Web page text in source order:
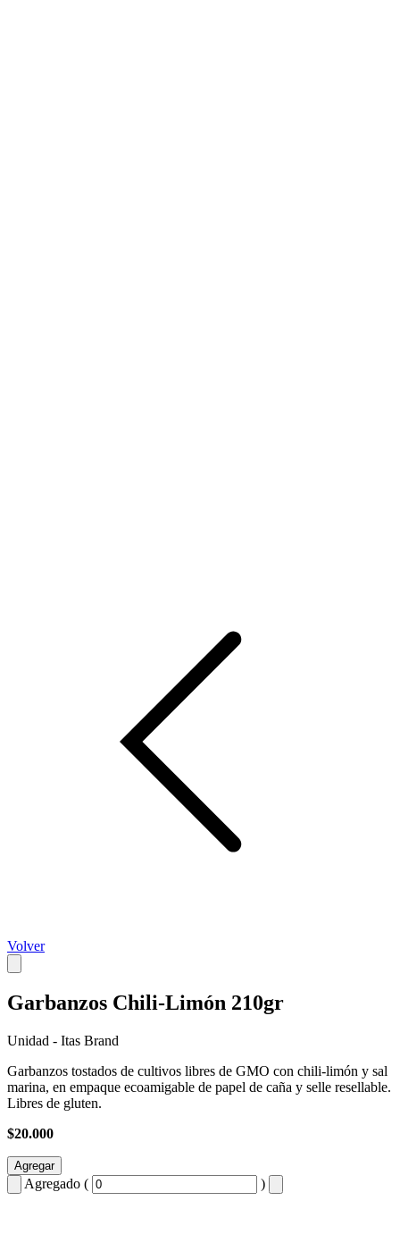
Volver
Garbanzos Chili-Limón 210gr
Unidad - Itas Brand
Garbanzos tostados de cultivos libres de GMO con chili-limón y sal
marina, en empaque ecoamigable de papel de caña y selle resellable.
Libres de gluten.
$20.000
Agregar
Agregado ( )